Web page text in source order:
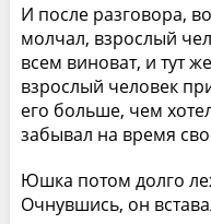
И после разговора,
молчал, взрослый
всем виноват, и тут
взрослый человек
его больше, чем
забывал на время
Юшка потом долго
Очнувшись, он